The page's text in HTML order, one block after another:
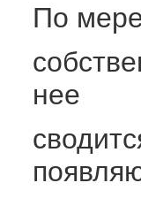
По
нее